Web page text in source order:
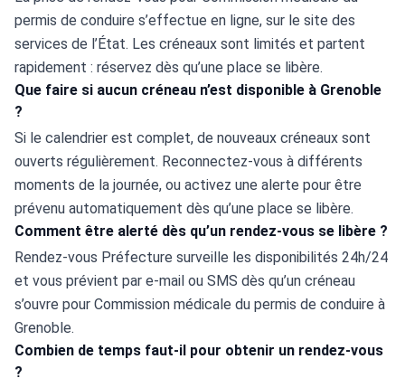
permis de conduire s’effectue en ligne, sur le site des
services de l’État. Les créneaux sont limités et partent
rapidement : réservez dès qu’une place se libère.
Que faire si aucun créneau n’est disponible à Grenoble
?
Si le calendrier est complet, de nouveaux créneaux sont
ouverts régulièrement. Reconnectez-vous à différents
moments de la journée, ou activez une alerte pour être
prévenu automatiquement dès qu’une place se libère.
Comment être alerté dès qu’un rendez-vous se libère ?
Rendez-vous Préfecture surveille les disponibilités 24h/24
et vous prévient par e-mail ou SMS dès qu’un créneau
s’ouvre pour Commission médicale du permis de conduire à
Grenoble.
Combien de temps faut-il pour obtenir un rendez-vous
?